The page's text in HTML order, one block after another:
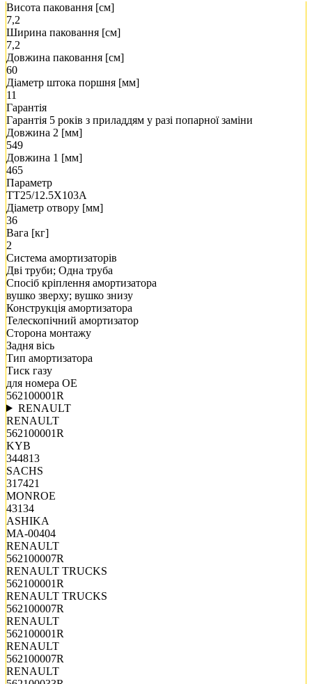
Висота паковання [см]
7,2
Ширина паковання [см]
7,2
Довжина паковання [см]
60
Діаметр штока поршня [мм]
11
Гарантія
Гарантія 5 років з приладдям у разі попарної заміни
Довжина 2 [мм]
549
Довжина 1 [мм]
465
Параметр
TT25/12.5X103A
Діаметр отвору [мм]
36
Вага [кг]
2
Система амортизаторів
Дві труби; Одна труба
Спосіб кріплення амортизатора
вушко зверху; вушко знизу
Конструкція амортизатора
Телескопічний амортизатор
Сторона монтажу
Задня вісь
Тип амортизатора
Тиск газу
для номера OE
562100001R
RENAULT
RENAULT
562100001R
KYB
344813
SACHS
317421
MONROE
43134
ASHIKA
MA-00404
RENAULT
562100007R
RENAULT TRUCKS
562100001R
RENAULT TRUCKS
562100007R
RENAULT
562100001R
RENAULT
562100007R
RENAULT